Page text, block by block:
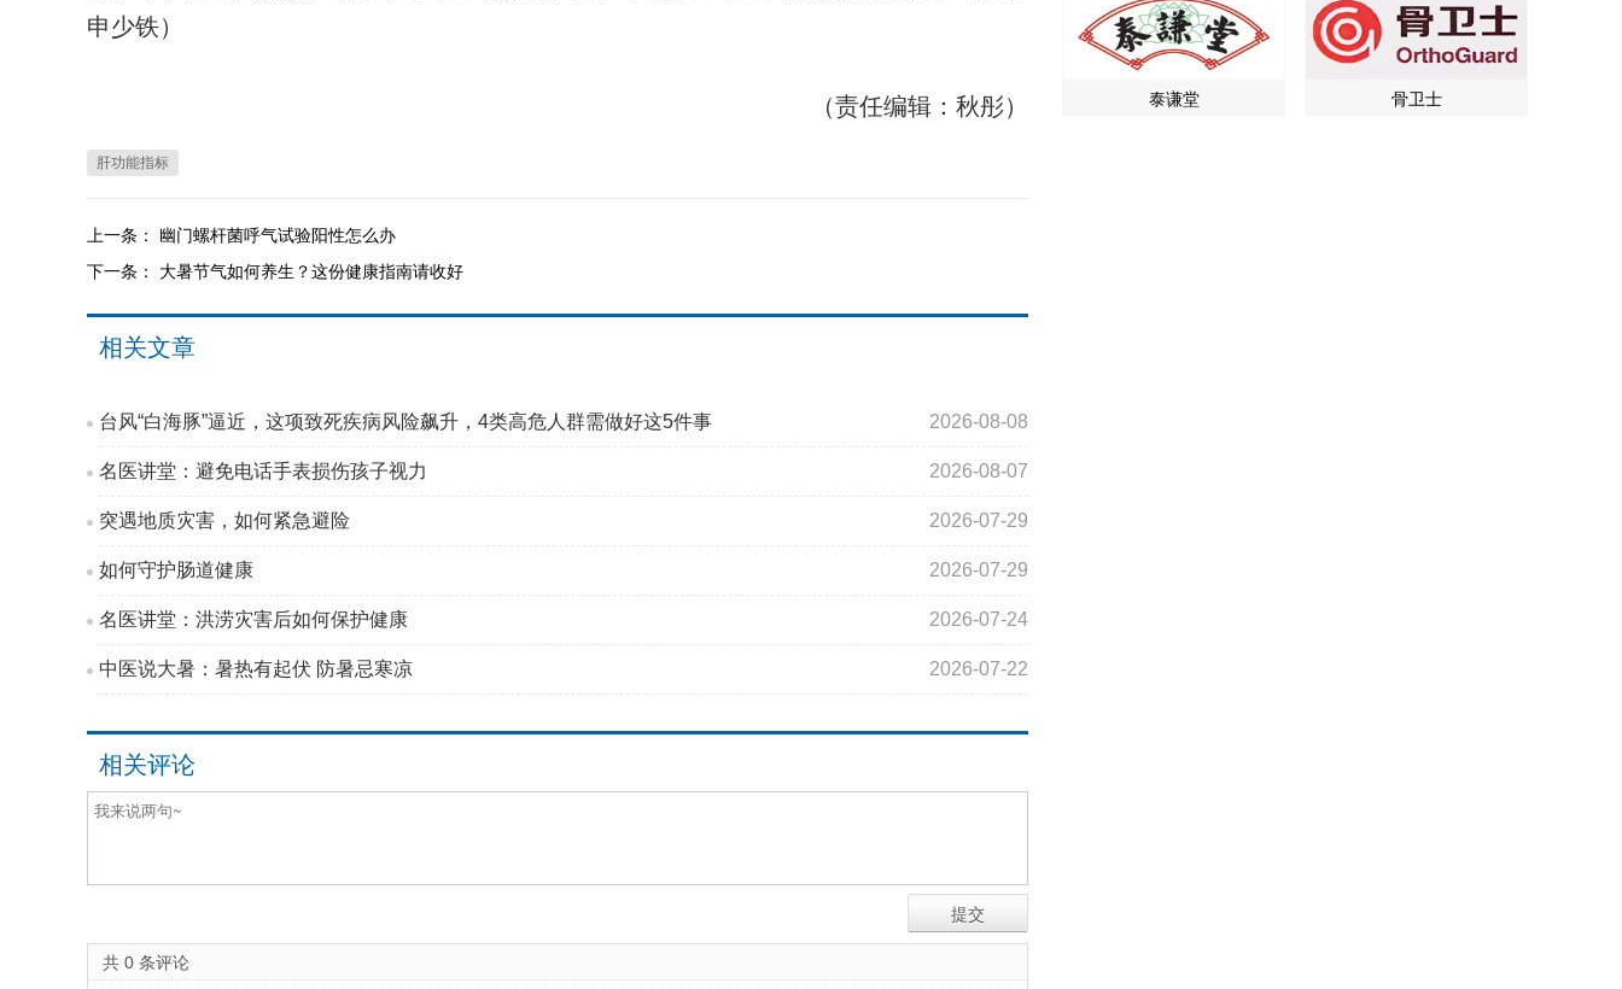
申少铁）
（责任编辑：秋彤）
肝功能指标
上一条： 幽门螺杆菌呼气试验阳性怎么办
下一条： 大暑节气如何养生？这份健康指南请收好
相关文章
台风“白海豚”逼近，这项致死疾病风险飙升，4类高危人群需做好这5件事 2026-08-08
名医讲堂：避免电话手表损伤孩子视力 2026-08-07
突遇地质灾害，如何紧急避险 2026-07-29
如何守护肠道健康 2026-07-29
名医讲堂：洪涝灾害后如何保护健康 2026-07-24
中医说大暑：暑热有起伏 防暑忌寒凉 2026-07-22
相关评论
共 0 条评论
泰谦堂 骨卫士